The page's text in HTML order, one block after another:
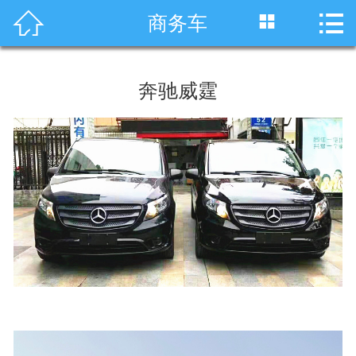
 首页
旅游租车
服务项目
租车资讯
租车价格
 商务车  
奔驰威霆